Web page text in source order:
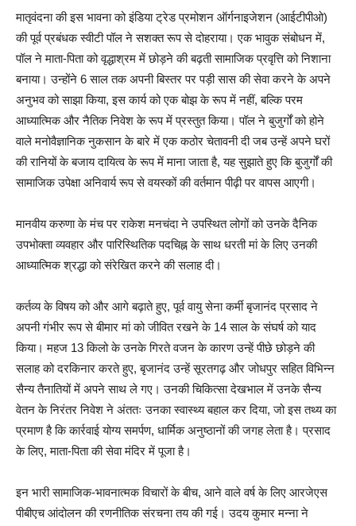
मातृवंदना की इस भावना को इंडिया ट्रेड प्रमोशन ऑर्गनाइजेशन (आईटीपीओ)
की पूर्व प्रबंधक स्वीटी पॉल ने सशक्त रूप से दोहराया। एक भावुक संबोधन में,
पॉल ने माता-पिता को वृद्धाश्रम में छोड़ने की बढ़ती सामाजिक प्रवृत्ति को निशाना
बनाया। उन्होंने 6 साल तक अपनी बिस्तर पर पड़ी सास की सेवा करने के अपने
अनुभव को साझा किया, इस कार्य को एक बोझ के रूप में नहीं, बल्कि परम
आध्यात्मिक और नैतिक निवेश के रूप में प्रस्तुत किया। पॉल ने बुजुर्गों को होने
वाले मनोवैज्ञानिक नुकसान के बारे में एक कठोर चेतावनी दी जब उन्हें अपने घरों
की रानियों के बजाय दायित्व के रूप में माना जाता है, यह सुझाते हुए कि बुजुर्गों की
सामाजिक उपेक्षा अनिवार्य रूप से वयस्कों की वर्तमान पीढ़ी पर वापस आएगी।
मानवीय करुणा के मंच पर राकेश मनचंदा ने उपस्थित लोगों को उनके दैनिक
उपभोक्ता व्यवहार और पारिस्थितिक पदचिह्न के साथ धरती मां के लिए उनकी
आध्यात्मिक श्रद्धा को संरेखित करने की सलाह दी।
कर्तव्य के विषय को और आगे बढ़ाते हुए, पूर्व वायु सेना कर्मी बृजानंद प्रसाद ने
अपनी गंभीर रूप से बीमार मां को जीवित रखने के 14 साल के संघर्ष को याद
किया। महज 13 किलो के उनके गिरते वजन के कारण उन्हें पीछे छोड़ने की
सलाह को दरकिनार करते हुए, बृजानंद उन्हें सूरतगढ़ और जोधपुर सहित विभिन्न
सैन्य तैनातियों में अपने साथ ले गए। उनकी चिकित्सा देखभाल में उनके सैन्य
वेतन के निरंतर निवेश ने अंततः उनका स्वास्थ्य बहाल कर दिया, जो इस तथ्य का
प्रमाण है कि कार्रवाई योग्य समर्पण, धार्मिक अनुष्ठानों की जगह लेता है। प्रसाद
के लिए, माता-पिता की सेवा मंदिर में पूजा है।
इन भारी सामाजिक-भावनात्मक विचारों के बीच, आने वाले वर्ष के लिए आरजेएस
पीबीएच आंदोलन की रणनीतिक संरचना तय की गई। उदय कुमार मन्ना ने